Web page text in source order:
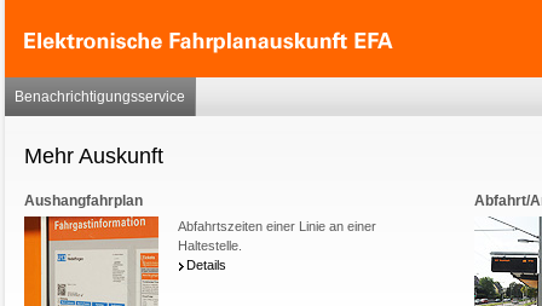
Benachrichtigungsservice
Mehr Auskunft
Aushangfahrplan
Abfahrtszeiten einer Linie an einer
Haltestelle.
Details
Abfahrt/